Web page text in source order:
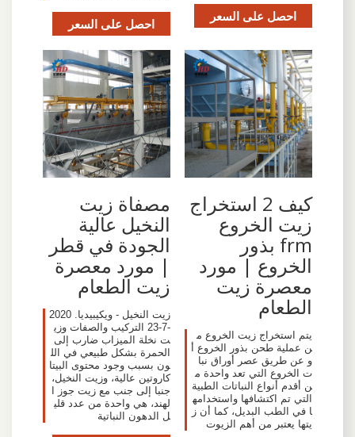
احصل على السعر احصل على السعر
كيف 2 استخراج
زيت الخروع
frm بذور
الخروع | مورد
معصرة زيت
الطعام
يتم استخراج زيت الخروع م
ن عملية طحن بذور الخروع أ
و عن طريق عصر أوراق نبا
ت الخروع التي تعد واحدة م
ن أقدم أنواع النباتات الطبية
التي تم اكتشافها واستخدامه
ا في الطب البديل، كما أن ز
يتها يعتبر من أهم الزيوت
مصفاة زيت
النخيل عالية
الجودة في قطر
| مورد معصرة
زيت الطعام
زيت النخيل - ويكيبيديا. 2020
-7-23 التركيب والصفات وزي
ت نخلة الميزاب ضارب إلى
الحمرة بشكل طبيعي في الل
ون بسبب وجود محتوى البيتا
كاروتين عالية، وزيت النخيل،
جنبا إلى جنب مع زيت جوز ا
لهند، هي واحدة من عدد قلي
ل الدهون النباتية